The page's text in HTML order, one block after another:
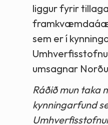
liggur fyrir
sem er í
umsagnar
Ráðið mun taka
kynningarfund